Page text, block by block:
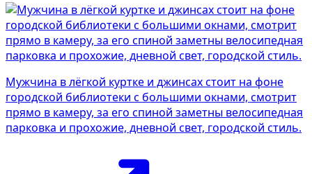
Мужчина в лёгкой куртке и джинсах стоит на фоне
городской библиотеки с большими окнами, смотрит
прямо в камеру, за его спиной заметны велосипедная
парковка и прохожие, дневной свет, городской стиль.